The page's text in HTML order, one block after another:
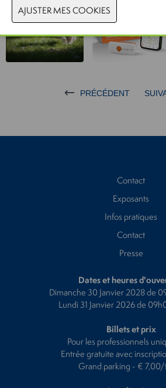
PRÉCÉDENT
Contact
Exposants
Infos pratiques
Contact
Presse
Dates et heures
Dimanche 30 Janvier 2028 de
Lundi 31 Janvier 2026 de
Billets et prix
Pour les professionnels
Entrée gratuite avec
Grand parking - €